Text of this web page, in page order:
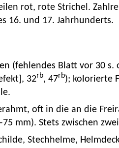
rot, rote Strichel.
16. und 17. Jahrhunderts.
(fehlendes Blatt vor 30 s.
32rb, 47rb); kolorierte
oft in die an die
mm). Stets zwischen
Stechhelme,